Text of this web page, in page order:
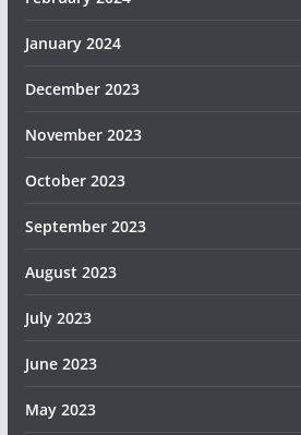
January 2024
December 2023
November 2023
October 2023
September 2023
August 2023
July 2023
June 2023
May 2023